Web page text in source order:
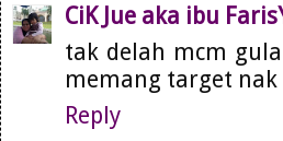
CiK Jue aka ibu
tak delah mcm
memang target
Reply